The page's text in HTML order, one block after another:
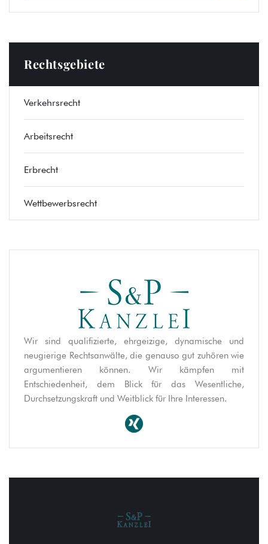
Rechtsgebiete
Verkehrsrecht
Arbeitsrecht
Erbrecht
Wettbewerbsrecht
Wir sind qualifizierte, ehrgeizige, dynamische und
neugierige Rechtsanwälte, die genauso gut zuhören wie
argumentieren können. Wir kämpfen mit
Entschiedenheit, dem Blick für das Wesentliche,
Durchsetzungskraft und Weitblick für Ihre Interessen.